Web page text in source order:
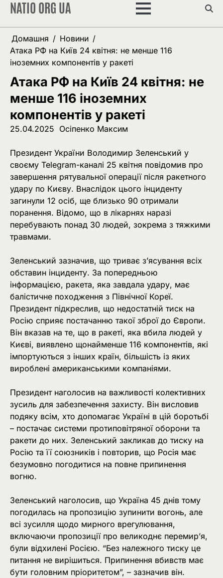
Перейти
вмісту
NATIO ORG UA
Домашня
Новини
Атака РФ на Київ 24 квітня: не менше 116
іноземних компонентів у ракеті
Атака РФ на Київ 24 квітня: не
менше 116 іноземних
компонентів у ракеті
25.04.2025 Осіпенко Максим
Президент України Володимир Зеленський у
своєму Telegram-каналі 25 квітня повідомив про
завершення рятувальної операції після ракетного
удару по Києву. Внаслідок цього інциденту
загинули 12 осіб, ще близько 90 отримали
поранення. Відомо, що в лікарнях наразі
перебувають понад 30 людей, зокрема з тяжкими
травмами.
Зеленський зазначив, що триває з’ясування всіх
обставин інциденту. За попередньою
інформацією, ракета, яка завдала удару, має
балістичне походження з Північної Кореї.
Президент підкреслив, що недостатній тиск на
Росію сприяє постачанню такої зброї до Європи.
Він вказав на те, що в ракеті, яка вбила людей у
Києві, виявлено щонайменше 116 компонентів, які
імпортуються з інших країн, більшість із яких
вироблені американськими компаніями.
Президент наголосив на важливості колективних
зусиль для забезпечення захисту. Він висловив
подяку всім, хто допомагає Україні в цій боротьбі
– постачає системи протиповітряної оборони та
ракети до них. Зеленський закликав до тиску на
Росію та її союзників і повторив, що Росія має
безумовно погодитися на повне припинення
вогню.
Зеленський наголосив, що Україна 45 днів тому
погодилась на пропозицію зупинити вогонь, але
всі зусилля щодо мирного врегулювання,
включаючи пропозиції про великоднє перемир’я,
були відхилені Росією. “Без належного тиску це
питання не вирішиться. Припинення вбивств має
бути головним пріоритетом”, – зазначив він.